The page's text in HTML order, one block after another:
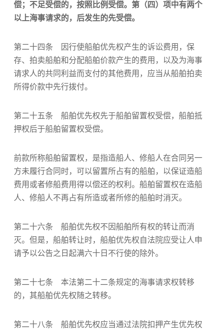
偿；不足受偿的，按照比例受偿。第（四）项中有两个
以上海事请求的，后发生的先受偿。
第二十四条 因行使船舶优先权产生的诉讼费用，保
存、拍卖船舶和分配船舶价款产生的费用，以及为海事
请求人的共同利益而支付的其他费用，应当从船舶拍卖
所得价款中先行拨付。
第二十五条 船舶优先权先于船舶留置权受偿，船舶抵
押权后于船舶留置权受偿。
前款所称船舶留置权，是指造船人、修船人在合同另一
方未履行合同时，可以留置所占有的船舶，以保证造船
费用或者修船费用得以偿还的权利。船舶留置权在造船
人、修船人不再占有所造或者所修的船舶时消灭。
第二十六条 船舶优先权不因船舶所有权的转让而消
灭。但是，船舶转让时，船舶优先权自法院应受让人申
请予以公告之日起满六十日不行使的除外。
第二十七条 本法第二十二条规定的海事请求权转移
的，其船舶优先权随之转移。
第二十八条 船舶优先权应当通过法院扣押产生优先权